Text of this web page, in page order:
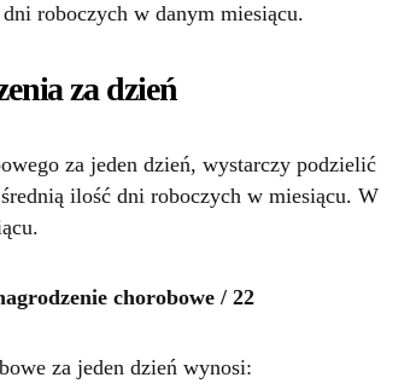
roboczych w danym miesiącu.
za dzień
za jeden dzień, wystarczy podzielić
ilość dni roboczych w miesiącu. W
chorobowe / 22
za jeden dzień wynosi: